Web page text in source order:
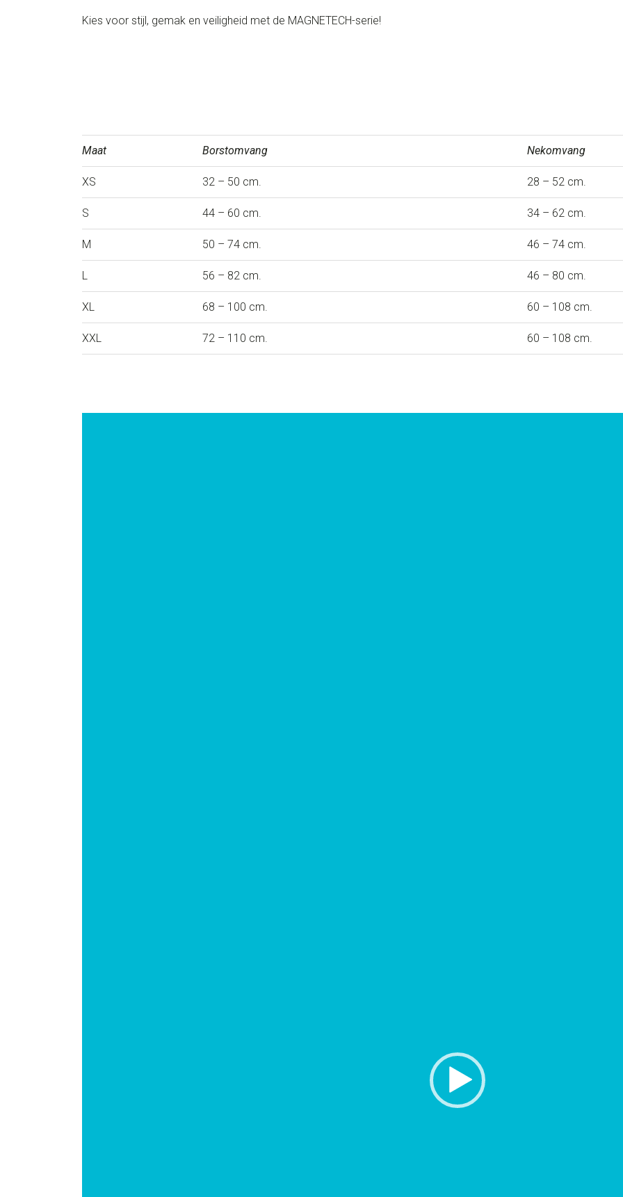
Kies voor stijl, gemak en veiligheid met de MAGNETECH-serie!
Maat Borstomvang Nekomvang
XS 32 – 50 cm. 28 – 52 cm.
S 44 – 60 cm. 34 – 62 cm.
M 50 – 74 cm. 46 – 74 cm.
L 56 – 82 cm. 46 – 80 cm.
XL 68 – 100 cm. 60 – 108 cm.
XXL 72 – 110 cm. 60 – 108 cm.